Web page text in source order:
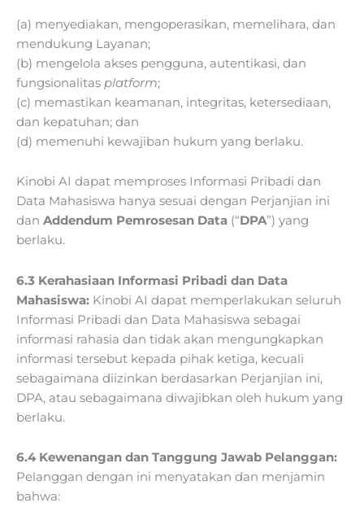
(a) menyediakan, mengoperasikan, memelihara, dan
mendukung Layanan;
(b) mengelola akses pengguna, autentikasi, dan
fungsionalitas platform;
(c) memastikan keamanan, integritas, ketersediaan,
dan kepatuhan; dan
(d) memenuhi kewajiban hukum yang berlaku.
Kinobi AI dapat memproses Informasi Pribadi dan
Data Mahasiswa hanya sesuai dengan Perjanjian ini
dan Addendum Pemrosesan Data (“DPA”) yang
berlaku.
6.3 Kerahasiaan Informasi Pribadi dan Data
Mahasiswa: Kinobi AI dapat memperlakukan seluruh
Informasi Pribadi dan Data Mahasiswa sebagai
informasi rahasia dan tidak akan mengungkapkan
informasi tersebut kepada pihak ketiga, kecuali
sebagaimana diizinkan berdasarkan Perjanjian ini,
DPA, atau sebagaimana diwajibkan oleh hukum yang
berlaku.
6.4 Kewenangan dan Tanggung Jawab Pelanggan:
Pelanggan dengan ini menyatakan dan menjamin
bahwa: